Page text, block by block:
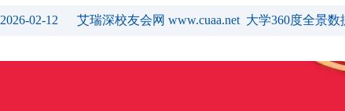
2026-02-12 艾瑞深校友会网 www.cuaa.net 大学360度全景数